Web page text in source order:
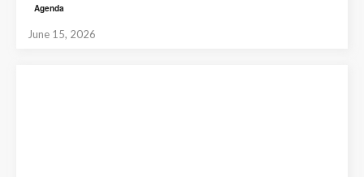
Agenda
June 15, 2026